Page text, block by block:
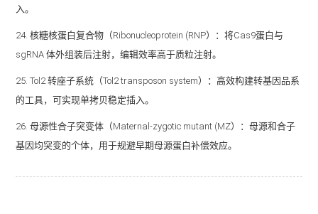
入。
24. 核糖核蛋白复合物（Ribonucleoprotein (RNP）：将Cas9蛋白与
sgRNA 体外组装后注射，编辑效率高于质粒注射。
25. Tol2 转座子系统（Tol2 transposon system）：高效构建转基因品系
的工具，可实现单拷贝稳定插入。
26. 母源性合子突变体（Maternal-zygotic mutant (MZ）：母源和合子
基因均突变的个体，用于规避早期母源蛋白补偿效应。